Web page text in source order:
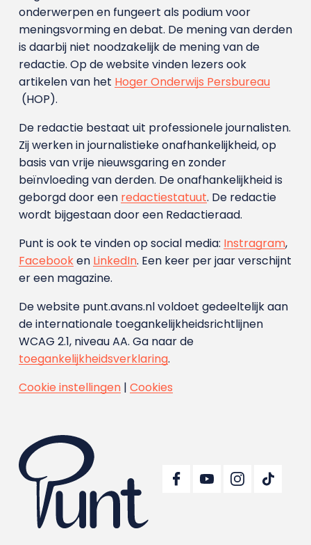
onderwerpen en fungeert als podium voor
meningsvorming en debat. De mening van derden
is daarbij niet noodzakelijk de mening van de
redactie. Op de website vinden lezers ook
artikelen van het Hoger Onderwijs Persbureau
(HOP).
De redactie bestaat uit professionele journalisten.
Zij werken in journalistieke onafhankelijkheid, op
basis van vrije nieuwsgaring en zonder
beïnvloeding van derden. De onafhankelijkheid is
geborgd door een redactiestatuut. De redactie
wordt bijgestaan door een Redactieraad.
Punt is ook te vinden op social media: Instragram,
Facebooken LinkedIn. Een keer per jaar verschijnt
er een magazine.
De website punt.avans.nl voldoet gedeeltelijk aan
de internationale toegankelijkheidsrichtlijnen
WCAG 2.1, niveau AA. Ga naar de
toegankelijkheidsverklaring.
Cookie instellingen| Cookies